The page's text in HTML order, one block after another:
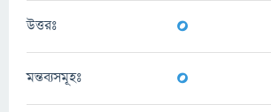
উত্তরঃ 0
মন্তব্যসমূহঃ 0